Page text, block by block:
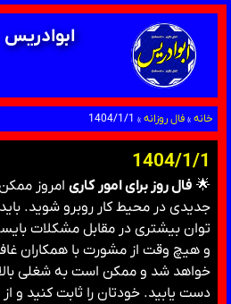
ابوادریس
خانه»فال روزانه»
1404/1/1
1404/1/1
🌟 فال روز برای امور کاری امروز
جدیدی در محیط کار روبرو شوید. باید
توان بیشتری در مقابل مشکلات
و هیچ وقت از مشورت با همکاران
خواهد شد و ممکن است به شغلی
دست یابید. خودتان را ثابت کنید